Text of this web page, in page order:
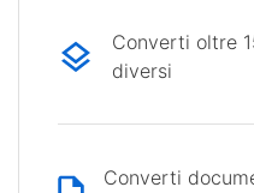
Converti oltre
diversi
Converti